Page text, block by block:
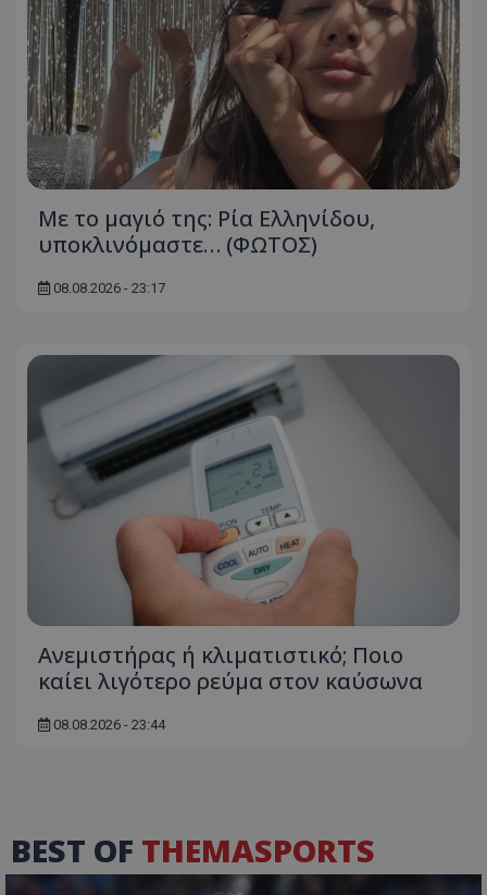
Με το μαγιό της: Ρία Ελληνίδου,
υποκλινόμαστε… (ΦΩΤΟΣ)
08.08.2026 - 23:17
Ανεμιστήρας ή κλιματιστικό; Ποιο
καίει λιγότερο ρεύμα στον καύσωνα
08.08.2026 - 23:44
BEST OF THEMASPORTS